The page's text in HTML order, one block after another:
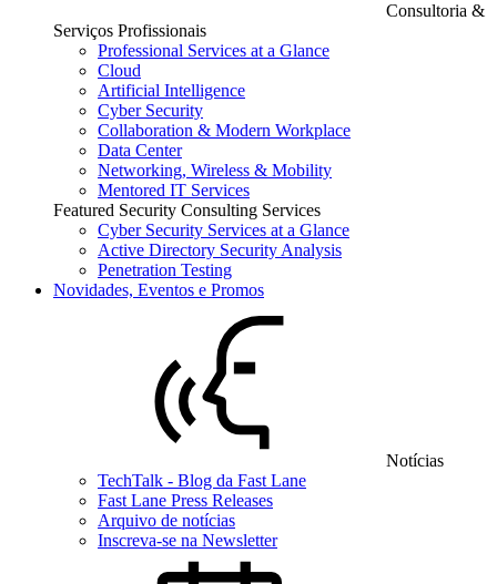
Consultoria &
Serviços Profissionais
Professional Services at a Glance
Cloud
Artificial Intelligence
Cyber Security
Collaboration & Modern Workplace
Data Center
Networking, Wireless & Mobility
Mentored IT Services
Featured Security Consulting Services
Cyber Security Services at a Glance
Active Directory Security Analysis
Penetration Testing
Novidades, Eventos e Promos
Notícias
TechTalk - Blog da Fast Lane
Fast Lane Press Releases
Arquivo de notícias
Inscreva-se na Newsletter